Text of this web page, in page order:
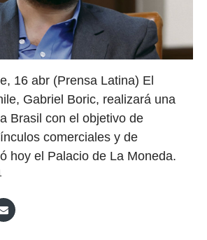
16 abr (Prensa Latina) El
Gabriel Boric, realizará una
Brasil con el objetivo de
comerciales y de
hoy el Palacio de La Moneda.